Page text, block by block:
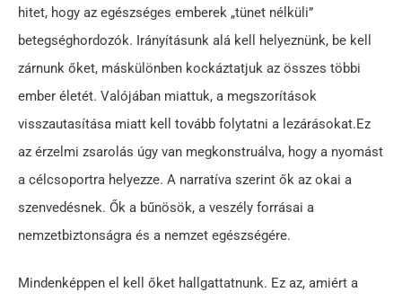
hitet, hogy az egészséges emberek „tünet nélküli”
betegséghordozók. Irányításunk alá kell helyeznünk, be kell
zárnunk őket, máskülönben kockáztatjuk az összes többi
ember életét. Valójában miattuk, a megszorítások
visszautasítása miatt kell tovább folytatni a lezárásokat.Ez
az érzelmi zsarolás úgy van megkonstruálva, hogy a nyomást
a célcsoportra helyezze. A narratíva szerint ők az okai a
szenvedésnek. Ők a bűnösök, a veszély forrásai a
nemzetbiztonságra és a nemzet egészségére.
Mindenképpen el kell őket hallgattatnunk. Ez az, amiért a